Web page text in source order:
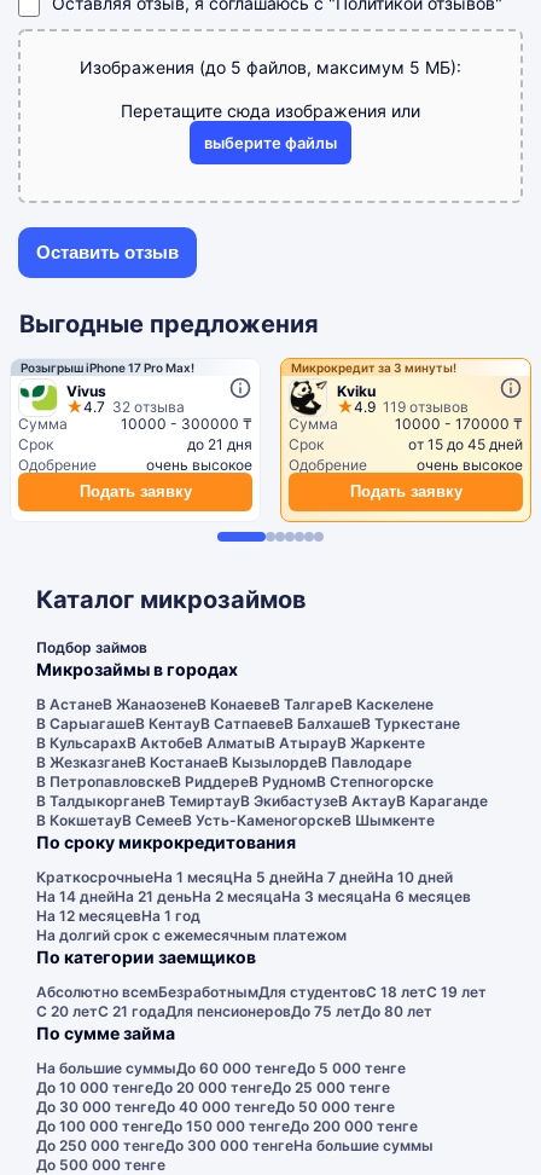
Изображения (до 5 файлов, максимум 5 МБ):
Перетащите сюда изображения или
выберите файлы
Выгодные предложения
Розыгрыш iPhone 17 Pro Max!
Vivus
4.7 32 отзыва
Сумма
10000 - 300000 ₸
Срок
до 21 дня
Одобрение
очень высокое
Подать заявку
Микрокредит за 3 минуты!
Kviku
4.9 119 отзывов
Сумма
10000 - 170000 ₸
Срок
от 15 до 45 дней
Одобрение
очень высокое
Подать заявку
Каталог микрозаймов
Подбор займов
Микрозаймы в городах
В АстанеВ ЖанаозенеВ КонаевеВ ТалгареВ Каскелене
В СарыагашеВ КентауВ СатпаевеВ БалхашеВ Туркестане
В КульсарахВ АктобеВ АлматыВ АтырауВ Жаркенте
В ЖезказганеВ КостанаеВ КызылордеВ Павлодаре
В ПетропавловскеВ РиддереВ РудномВ Степногорске
В ТалдыкорганеВ ТемиртауВ ЭкибастузеВ АктауВ Караганде
В КокшетауВ СемееВ Усть-КаменогорскеВ Шымкенте
По сроку микрокредитования
КраткосрочныеНа 1 месяцНа 5 днейНа 7 днейНа 10 дней
На 14 днейНа 21 деньНа 2 месяцаНа 3 месяцаНа 6 месяцев
На 12 месяцевНа 1 год
На долгий срок с ежемесячным платежом
По категории заемщиков
Абсолютно всемБезработнымДля студентовС 18 летС 19 лет
С 20 летС 21 годаДля пенсионеровДо 75 летДо 80 лет
По сумме займа
На большие суммыДо 60 000 тенгеДо 5 000 тенге
До 10 000 тенгеДо 20 000 тенгеДо 25 000 тенге
До 30 000 тенгеДо 40 000 тенгеДо 50 000 тенге
До 100 000 тенгеДо 150 000 тенгеДо 200 000 тенге
До 250 000 тенгеДо 300 000 тенгеНа большие суммы
До 500 000 тенге